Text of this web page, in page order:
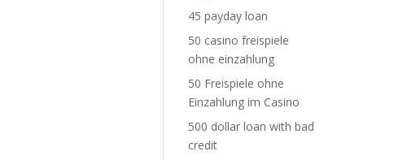
45 payday loan
50 casino freispiele
ohne einzahlung
50 Freispiele ohne
Einzahlung im Casino
500 dollar loan with bad
credit